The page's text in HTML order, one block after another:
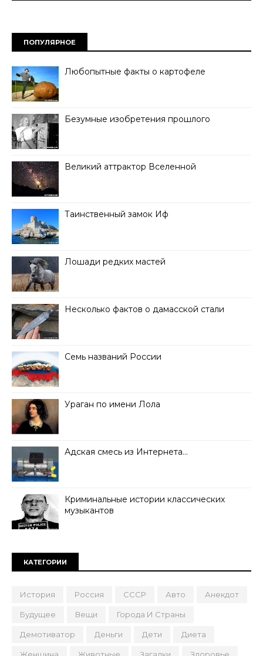
ПОПУЛЯРНОЕ
Любопытные факты о картофеле
Безумные изобретения прошлого
Великий аттрактор Вселенной
Таинственный замок Иф
Лошади редких мастей
Несколько фактов о дамасской стали
Семь названий России
Ураган по имени Лола
Адская смесь из Интернета…
Криминальные истории классических
музыкантов
КАТЕГОРИИ
История Россия СССР Авто Анекдот
Будущее Вещи Города И Страны
Демотиватор Деньги Дети Диета